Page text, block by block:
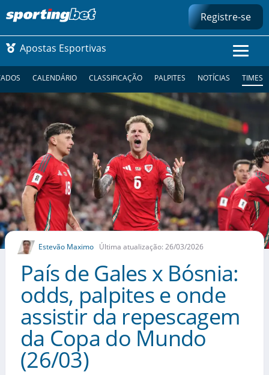
Registre-se
Apostas Esportivas
CONMEBOL LIBERTADORES
FUTEBOL NACIONAL
FUTEBOL INTERNACIONAL
COMO APOSTAR
MAIS ESPORTES
CALENDÁRIO CLASSIFICAÇÃO PALPITES NOTÍCIAS TIMES
Estevão Maximo Última atualização: 26/03/2026
País de Gales x Bósnia:
odds, palpites e onde
assistir da repescagem
da Copa do Mundo
(26/03)